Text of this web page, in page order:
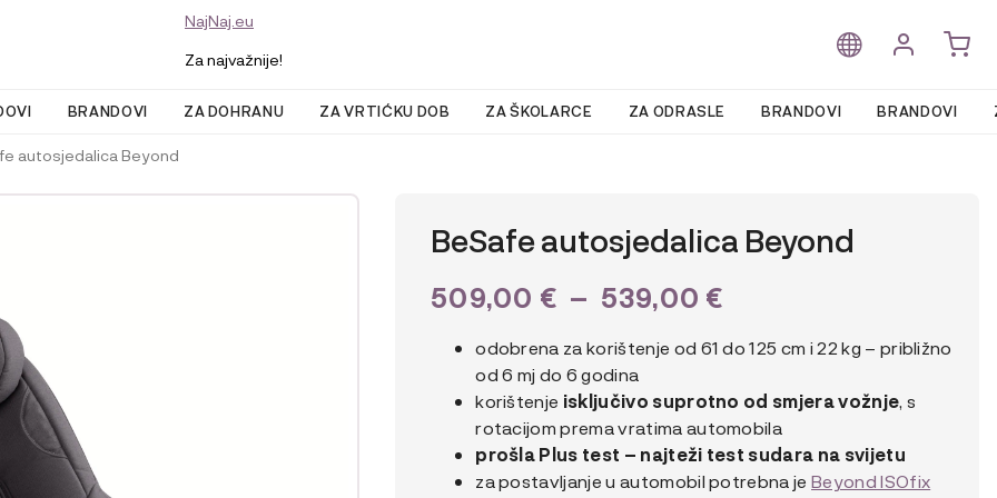
BRANDOVI ZA DOHRANU ZA VRTIĆKU DOB ZA ŠKOLARCE ZA ODRASLE BRANDOVI BRANDOVI
NajNaj.eu
Za najvažnije!
autosjedalica Beyond
BeSafe autosjedalica Beyond
509,00 € – 539,00 €
DE
509,00 €
À
odobrena za korištenje od 61 do 125 cm i 22 kg – približno
od 6 mj do 6 godina
korištenje isključivo suprotno od smjera vožnje, s
rotacijom prema vratima automobila
prošla Plus test – najteži test sudara na svijetu
za postavljanje u automobil potrebna jeBeyond ISOfix